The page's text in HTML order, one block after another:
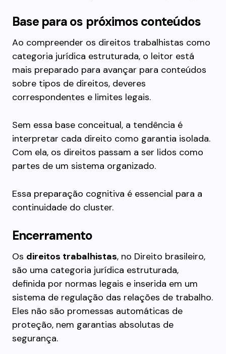
Base para os próximos conteúdos
Ao compreender os direitos trabalhistas como
categoria jurídica estruturada, o leitor está
mais preparado para avançar para conteúdos
sobre tipos de direitos, deveres
correspondentes e limites legais.
Sem essa base conceitual, a tendência é
interpretar cada direito como garantia isolada.
Com ela, os direitos passam a ser lidos como
partes de um sistema organizado.
Essa preparação cognitiva é essencial para a
continuidade do cluster.
Encerramento
Os direitos trabalhistas, no Direito brasileiro,
são uma categoria jurídica estruturada,
definida por normas legais e inserida em um
sistema de regulação das relações de trabalho.
Eles não são promessas automáticas de
proteção, nem garantias absolutas de
segurança.